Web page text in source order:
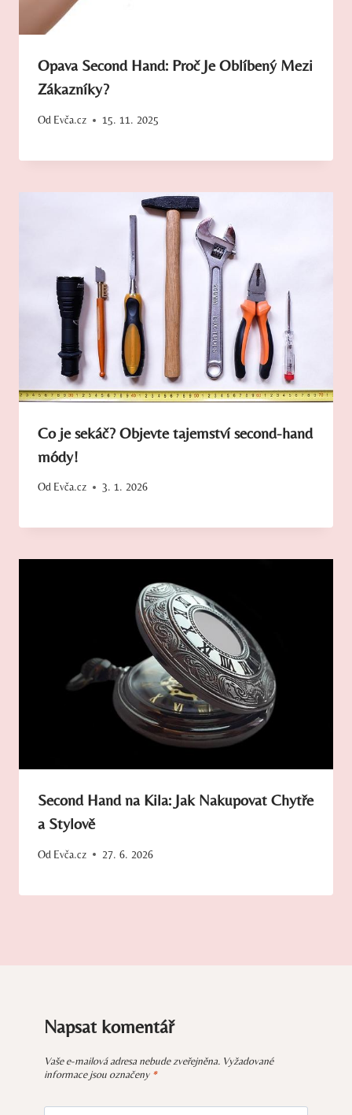
Opava Second Hand: Proč Je Oblíbený Mezi
Zákazníky?
Od Evča.cz 15. 11. 2025
Co je sekáč? Objevte tajemství second-hand
módy!
Od Evča.cz 3. 1. 2026
Second Hand na Kila: Jak Nakupovat Chytře
a Stylově
Od Evča.cz 27. 6. 2026
Napsat komentář
Vaše e-mailová adresa nebude zveřejněna. Vyžadované
informace jsou označeny *